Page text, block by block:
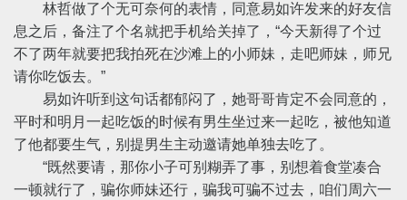
林哲做了个无可奈何的表情，同意易如许发来的好友信
息之后，备注了个名就把手机给关掉了，“今天新得了个过
不了两年就要把我拍死在沙滩上的小师妹，走吧师妹，师兄
请你吃饭去。”
易如许听到这句话都郁闷了，她哥哥肯定不会同意的，
平时和明月一起吃饭的时候有男生坐过来一起吃，被他知道
了他都要生气，别提男生主动邀请她单独去吃了。
“既然要请，那你小子可别糊弄了事，别想着食堂凑合
一顿就行了，骗你师妹还行，骗我可骗不过去，咱们周六一